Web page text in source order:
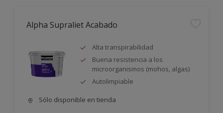
Alpha Supraliet Acabado
Alta transpirabilidad
Buena resistencia a los
microorganismos (mohos, algas)
Autolimpiable
Sólo disponible en tienda